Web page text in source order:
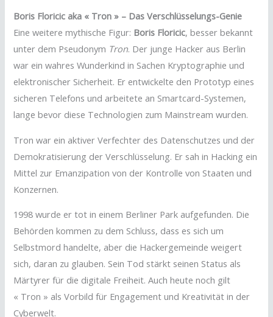
Boris Floricic aka « Tron » – Das Verschlüsselungs-Genie
Eine weitere mythische Figur: Boris Floricic, besser bekannt
unter dem Pseudonym Tron. Der junge Hacker aus Berlin
war ein wahres Wunderkind in Sachen Kryptographie und
elektronischer Sicherheit. Er entwickelte den Prototyp eines
sicheren Telefons und arbeitete an Smartcard-Systemen,
lange bevor diese Technologien zum Mainstream wurden.
Tron war ein aktiver Verfechter des Datenschutzes und der
Demokratisierung der Verschlüsselung. Er sah in Hacking ein
Mittel zur Emanzipation von der Kontrolle von Staaten und
Konzernen.
1998 wurde er tot in einem Berliner Park aufgefunden. Die
Behörden kommen zu dem Schluss, dass es sich um
Selbstmord handelte, aber die Hackergemeinde weigert
sich, daran zu glauben. Sein Tod stärkt seinen Status als
Märtyrer für die digitale Freiheit. Auch heute noch gilt
« Tron » als Vorbild für Engagement und Kreativität in der
Cyberwelt.